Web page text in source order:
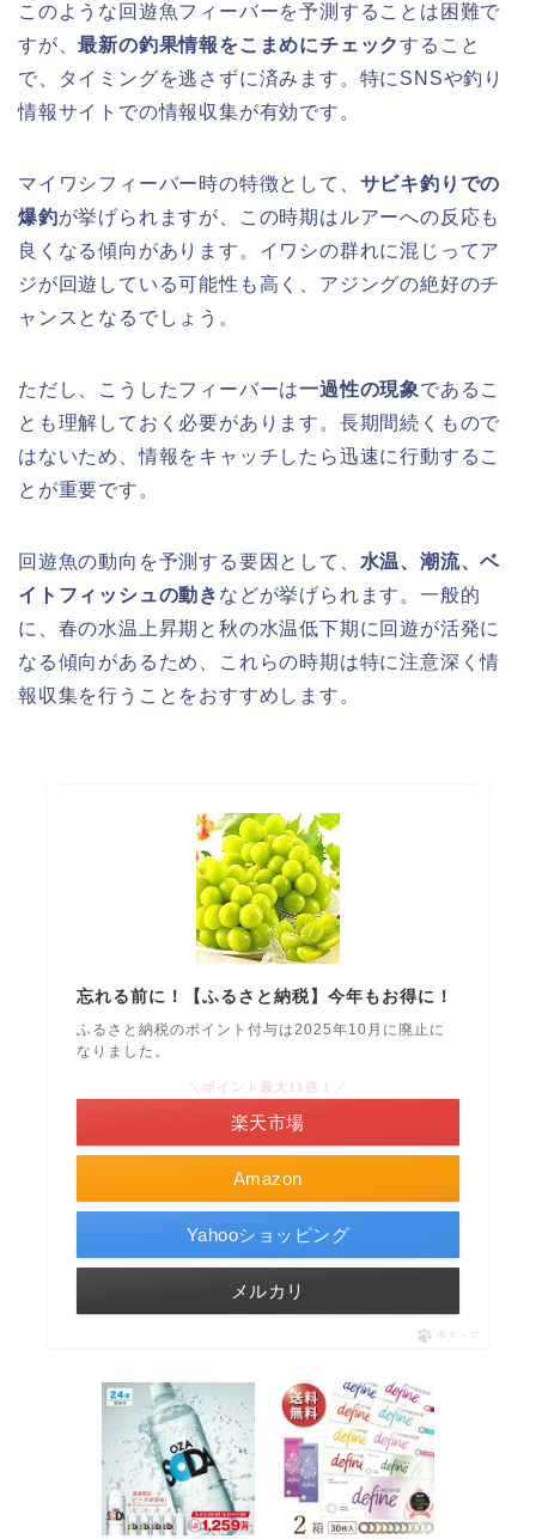
このような回遊魚フィーバーを予測することは困難で
すが、最新の釣果情報をこまめにチェックすること
で、タイミングを逃さずに済みます。特にSNSや釣り
情報サイトでの情報収集が有効です。
マイワシフィーバー時の特徴として、 サビキ釣りでの
爆釣が挙げられますが、この時期はルアーへの反応も
良くなる傾向があります。イワシの群れに混じってア
ジが回遊している可能性も高く、アジングの絶好のチ
ャンスとなるでしょう。
ただし、こうしたフィーバーは一過性の現象であるこ
とも理解しておく必要があります。長期間続くもので
はないため、情報をキャッチしたら迅速に行動するこ
とが重要です。
回遊魚の動向を予測する要因として、 水温、潮流、ベ
イトフィッシュの動き などが挙げられます。一般的
に、春の水温上昇期と秋の水温低下期に回遊が活発に
なる傾向があるため、これらの時期は特に注意深く情
報収集を行うことをおすすめします。
忘れる前に！【ふるさと納税】今年もお得に！
ふるさと納税のポイント付与は2025年10月に廃止に
なりました。
Amazon
＼ポイント最大11倍！／
楽天市場
Yahooショッピング
メルカリ
ポチップ